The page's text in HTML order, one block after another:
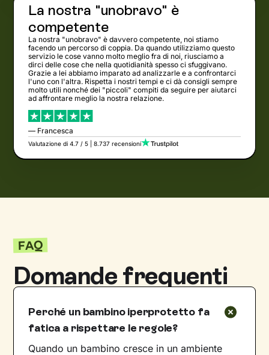
La nostra "unobravo" è
competente
La nostra "unobravo" è davvero competente, noi stiamo
facendo un percorso di coppia. Da quando utilizziamo questo
servizio le cose vanno molto meglio fra di noi, riusciamo a
dirci delle cose che nella quotidianità spesso ci sfuggivano.
Grazie a lei abbiamo imparato ad analizzarle e a confrontarci
l'uno con l'altra. Rispetta i nostri tempi e ci dà consigli sempre
molto utili nonché dei "piccoli" compiti da seguire per aiutarci
ad affrontare meglio la nostra relazione.
— Francesca
Valutazione di 4.7 / 5 | 8.737 recensioni
FAQ
Domande frequenti
Perché un bambino iperprotetto fa
fatica a rispettare le regole?
Quando un bambino cresce in un ambiente